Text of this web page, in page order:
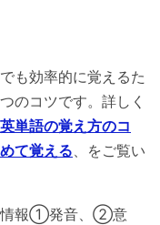
も効率的に覚えるた
のコツです。詳しく
英単語の覚え方のコ
て覚える、をご覧い
情報①発音、②意